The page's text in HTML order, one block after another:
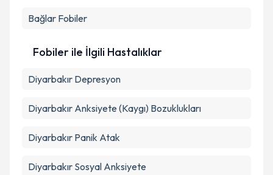
Bağlar Fobiler
Fobiler ile İlgili Hastalıklar
Diyarbakır Depresyon
Diyarbakır Anksiyete (Kaygı) Bozuklukları
Diyarbakır Panik Atak
Diyarbakır Sosyal Anksiyete